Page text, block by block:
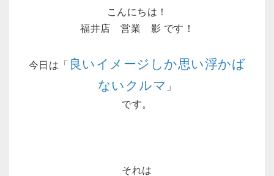
こんにちは！
福井店 営業 影 です！
今日は「 良いイメージしか思い浮かば
ないクルマ 」
です。
それは